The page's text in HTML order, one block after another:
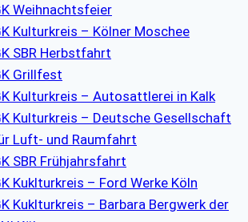
Weihnachtsfeier
Kulturkreis – Kölner Moschee
SBR Herbstfahrt
Grillfest
Kulturkreis – Autosattlerei in Kalk
Kulturkreis – Deutsche Gesellschaft
Luft- und Raumfahrt
SBR Frühjahrsfahrt
Kuklturkreis – Ford Werke Köln
Kuklturkreis – Barbara Bergwerk der